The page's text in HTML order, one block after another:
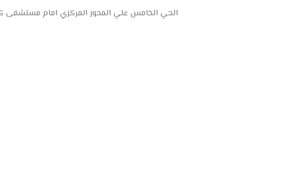
الحي الخامس علي المحور المركزي امام مستشفى